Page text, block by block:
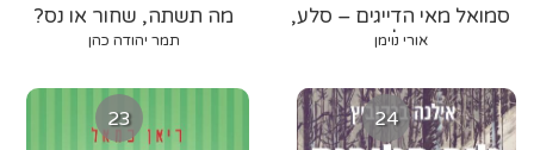
מה תשתה, שחור או נס?
תמר יהודה כהן
סמואל מאי הדייגים – סלע,
עץ ולבה
אורי נוימן
23 24